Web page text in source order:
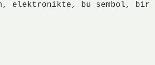
elektronikte, bu sembol, bir